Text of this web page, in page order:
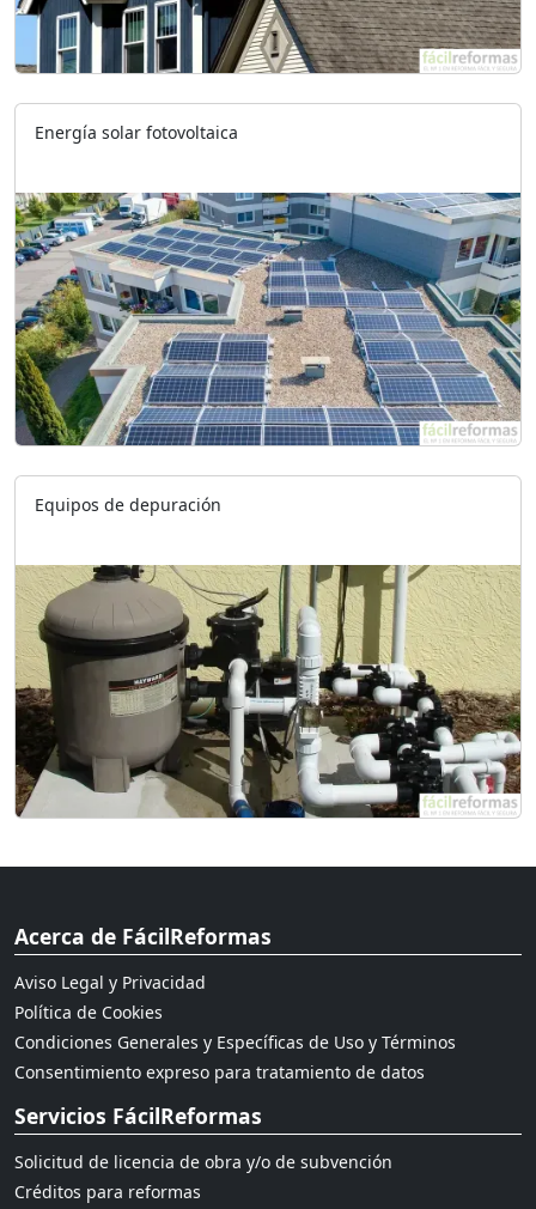
Energía solar fotovoltaica
Equipos de depuración
Acerca de FácilReformas
Aviso Legal y Privacidad
Política de Cookies
Condiciones Generales y Específicas de Uso y Términos
Consentimiento expreso para tratamiento de datos
Servicios FácilReformas
Solicitud de licencia de obra y/o de subvención
Créditos para reformas